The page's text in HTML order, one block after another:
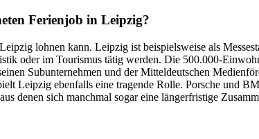
Ferienjob in Leipzig?
lohnen kann. Leipzig ist beispielsweise als
oder im Tourismus tätig werden. Die 500.000-
Subunternehmen und der Mitteldeutschen
Leipzig ebenfalls eine tragende Rolle. Porsche und
denen sich manchmal sogar eine längerfristige